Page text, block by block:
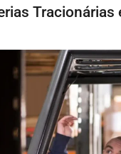
Tracionárias